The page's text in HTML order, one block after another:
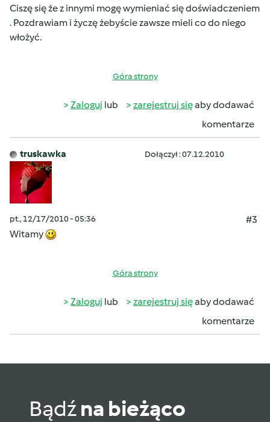
Ciszę się że z innymi mogę wymieniać się doświadczeniem
. Pozdrawiam i życzę żebyście zawsze mieli co do niego
włożyć.
Góra strony
Zaloguj lub zarejestruj sięaby dodawać
komentarze
truskawka Dołączył : 07.12.2010
pt., 12/17/2010 - 05:36
#3
Witamy
Góra strony
Zaloguj lub zarejestruj sięaby dodawać
komentarze
Bądźna bieżąco